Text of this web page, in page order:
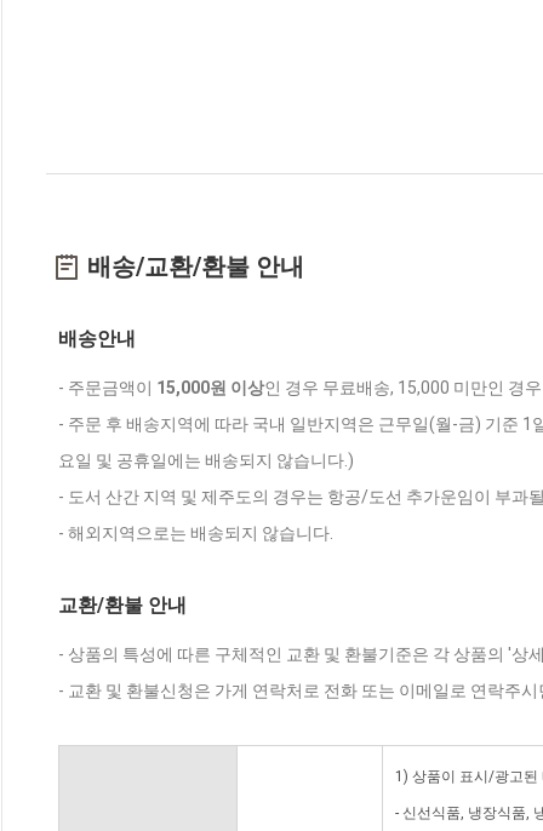
배송/교환/환불 안내
배송안내
- 주문금액이 15,000원 이상인 경우 무료배송, 15,000 미만인 경
- 주문 후 배송지역에 따라 국내 일반지역은 근무일(월-금) 기준
요일 및 공휴일에는 배송되지 않습니다.)
- 도서 산간 지역 및 제주도의 경우는 항공/도선 추가운임이 부과
- 해외지역으로는 배송되지 않습니다.
교환/환불 안내
- 상품의 특성에 따른 구체적인 교환 및 환불기준은 각 상품의 '상
- 교환 및 환불신청은 가게 연락처로 전화 또는 이메일로 연락주
1) 상품이 표시/광고된
- 신선식품, 냉장식품,